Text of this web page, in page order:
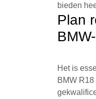
bieden
Plan
Het is
BMW